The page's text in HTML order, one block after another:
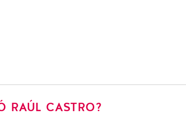
RAÚL CASTRO?